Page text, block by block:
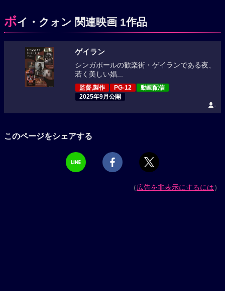
ボイ・クォン 関連映画 1作品
ゲイラン
シンガポールの歓楽街・ゲイランである夜、
若く美しい娼...
監督,製作 PG-12
動画配信
2025年9月公開
-
このページをシェアする
（広告を非表示にするには）